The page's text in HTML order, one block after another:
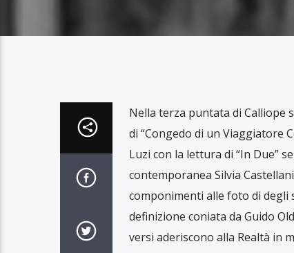
Nella terza puntata di Calliope
di “Congedo di un Viaggiatore
Luzi con la lettura di “In Due”
contemporanea Silvia
componimenti alle foto di degli
definizione coniata da Guido
versi aderiscono alla Realtà in